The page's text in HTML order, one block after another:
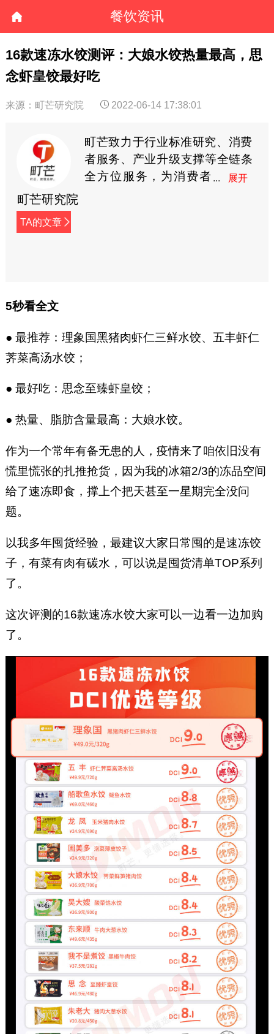
餐饮资讯
16款速冻水饺测评：大娘水饺热量最高，思
念虾皇饺最好吃
来源：町芒研究院 2022-06-14 17:38:01
町芒研究院
TA的文章
町芒致力于行业标准研究、消费
者服务、产业升级支撑等全链条
全方位服务，为消费者
5秒看全文
● 最推荐：理象国黑猪肉虾仁三鲜水饺、五丰虾仁
荠菜高汤水饺；
● 最好吃：思念至臻虾皇饺；
● 热量、脂肪含量最高：大娘水饺。
作为一个常年有备无患的人，疫情来了咱依旧没有
慌里慌张的扎推抢货，因为我的冰箱2/3的冻品空间
给了速冻即食，撑上个把天甚至一星期完全没问
题。
以我多年囤货经验，最建议大家日常囤的是速冻饺
子，有菜有肉有碳水，可以说是囤货清单TOP系列
了。
这次评测的16款速冻水饺大家可以一边看一边加购
了。